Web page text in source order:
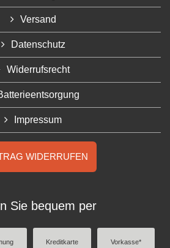
Versand
Datenschutz
Widerrufsrecht
Impressum
WIDERRUFEN
Sie bequem per
Kreditkarte Vorkasse*